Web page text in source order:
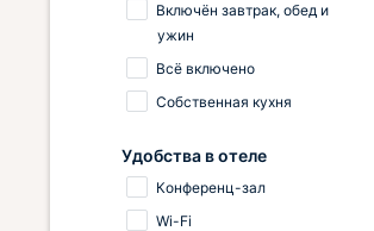
Включён завтрак, обед и
ужин
Всё включено
Собственная кухня
Удобства в отеле
Конференц-зал
Wi-Fi